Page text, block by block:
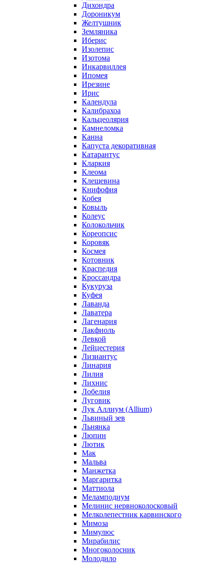
Дихондра
Дороникум
Желтушник
Земляника
Иберис
Изолепис
Изотома
Инкарвиллея
Ипомея
Ирезине
Ирис
Календула
Калибрахоа
Кальцеолярия
Камнеломка
Канна
Капуста декоративная
Катарантус
Кларкия
Клеома
Клещевина
Книфофия
Кобея
Ковыль
Колеус
Колокольчик
Кореопсис
Коровяк
Космея
Котовник
Краспедия
Кроссандра
Кукуруза
Куфея
Лаванда
Лаватера
Лагенария
Лакфиоль
Левкой
Лейцестерия
Лизиантус
Линария
Лилия
Лихнис
Лобелия
Луговик
Лук Аллиум (Allium)
Львиный зев
Льнянка
Люпин
Лютик
Мак
Мальва
Манжетка
Маргаритка
Маттиола
Меламподиум
Мелинис нервноколосковый
Мелколепестник карвинского
Мимоза
Мимулюс
Мирабилис
Многоколосник
Молодило